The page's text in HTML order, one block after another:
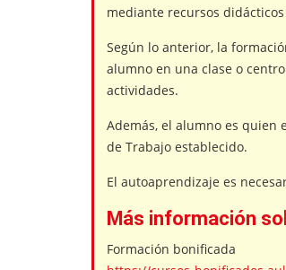
mediante recursos
Según lo anterior, la
alumno en una clase o
actividades.
Además, el alumno es quien
de Trabajo establecido.
El autoaprendizaje es
Más información
Formación bonificada